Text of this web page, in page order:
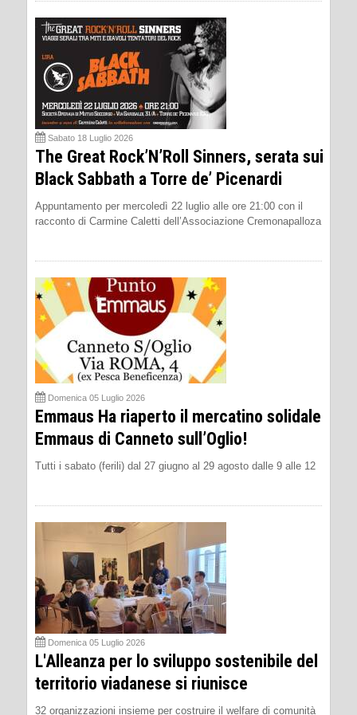
Sabato 18 Luglio 2026
The Great Rock’N’Roll Sinners, serata sui
Black Sabbath a Torre de’ Picenardi
Appuntamento per mercoledì 22 luglio alle ore 21:00 con il
racconto di Carmine Caletti dell’Associazione Cremonapalloza
Domenica 05 Luglio 2026
Emmaus Ha riaperto il mercatino solidale
Emmaus di Canneto sull’Oglio!
Tutti i sabato (ferili) dal 27 giugno al 29 agosto dalle 9 alle 12
Domenica 05 Luglio 2026
L'Alleanza per lo sviluppo sostenibile del
territorio viadanese si riunisce
32 organizzazioni insieme per costruire il welfare di comunità